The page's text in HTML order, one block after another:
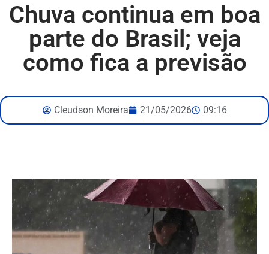
Chuva continua em boa
parte do Brasil; veja
como fica a previsão
Cleudson Moreira 21/05/2026 09:16